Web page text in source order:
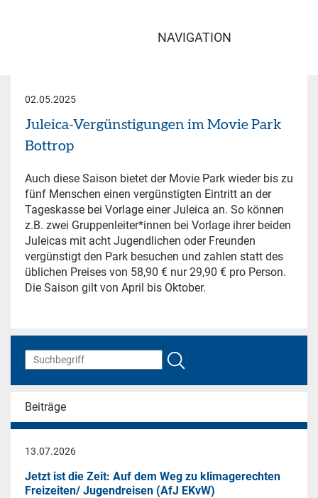
NAVIGATION
02.05.2025
Juleica-Vergünstigungen im Movie Park
Bottrop
Auch diese Saison bietet der Movie Park wieder bis zu
fünf Menschen einen vergünstigten Eintritt an der
Tageskasse bei Vorlage einer Juleica an. So können
z.B. zwei Gruppenleiter*innen bei Vorlage ihrer beiden
Juleicas mit acht Jugendlichen oder Freunden
vergünstigt den Park besuchen und zahlen statt des
üblichen Preises von 58,90 € nur 29,90 € pro Person.
Die Saison gilt von April bis Oktober.
Beiträge
13.07.2026
Jetzt ist die Zeit: Auf dem Weg zu klimagerechten
Freizeiten/ Jugendreisen (AfJ EKvW)